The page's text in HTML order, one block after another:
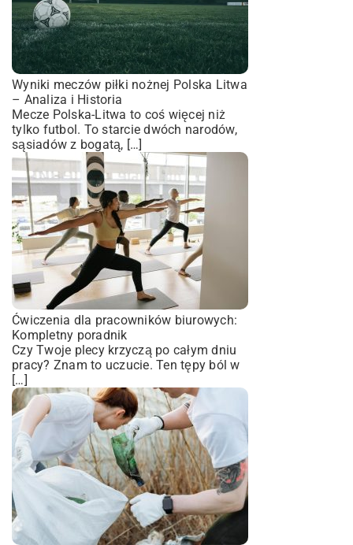
Wyniki meczów piłki nożnej Polska Litwa
– Analiza i Historia
Mecze Polska-Litwa to coś więcej niż
tylko futbol. To starcie dwóch narodów,
sąsiadów z bogatą, […]
Ćwiczenia dla pracowników biurowych:
Kompletny poradnik
Czy Twoje plecy krzyczą po całym dniu
pracy? Znam to uczucie. Ten tępy ból w
[…]